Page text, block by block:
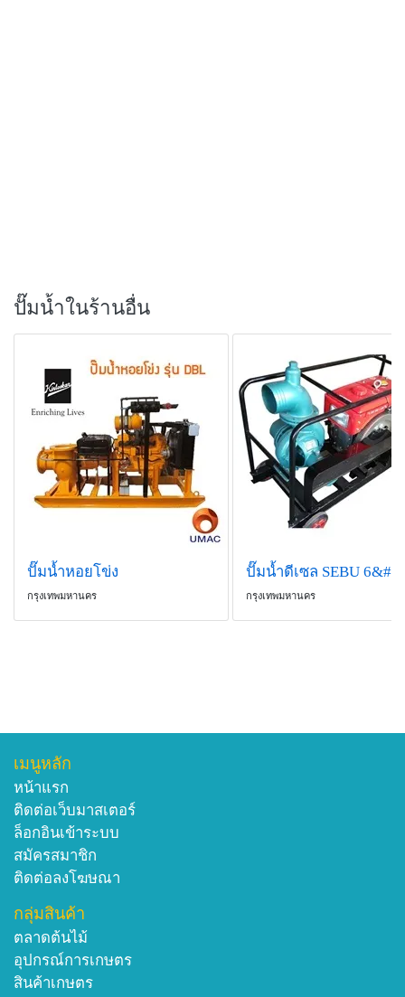
ปั๊มน้ำในร้านอื่น
ปั๊มน้ำหอยโข่ง
กรุงเทพมหานคร กรุงเทพมหานคร
เมนูหลัก
หน้าแรก
ติดต่อเว็บมาสเตอร์
ล็อกอินเข้าระบบ
สมัครสมาชิก
ติดต่อลงโฆษณา
กลุ่มสินค้า
ตลาดต้นไม้
อุปกรณ์การเกษตร
สินค้าเกษตร